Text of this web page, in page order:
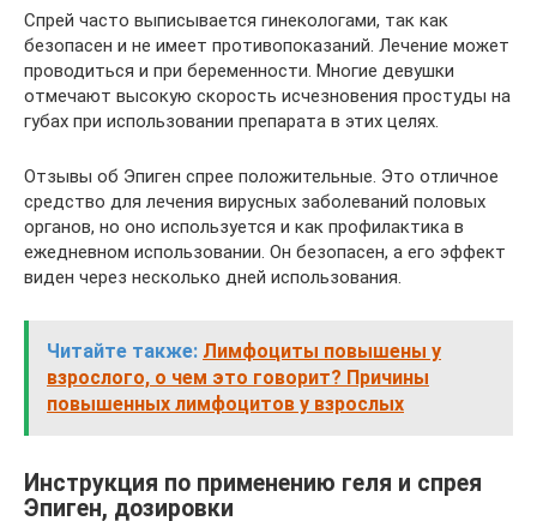
Спрей часто выписывается гинекологами, так как
безопасен и не имеет противопоказаний. Лечение может
проводиться и при беременности. Многие девушки
отмечают высокую скорость исчезновения простуды на
губах при использовании препарата в этих целях.
Отзывы об Эпиген спрее положительные. Это отличное
средство для лечения вирусных заболеваний половых
органов, но оно используется и как профилактика в
ежедневном использовании. Он безопасен, а его эффект
виден через несколько дней использования.
Читайте также: Лимфоциты повышены у
взрослого, о чем это говорит? Причины
повышенных лимфоцитов у взрослых
Инструкция по применению геля и спрея
Эпиген, дозировки